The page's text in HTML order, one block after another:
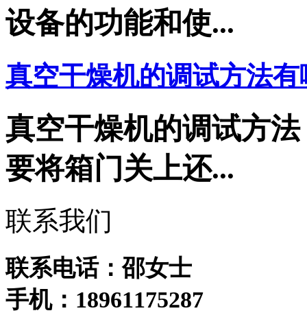
设备的功能和使...
真空干燥机的调试方法有
真空干燥机的调试方
要将箱门关上还...
联系我们
联系电话：邵女士
手机：18961175287